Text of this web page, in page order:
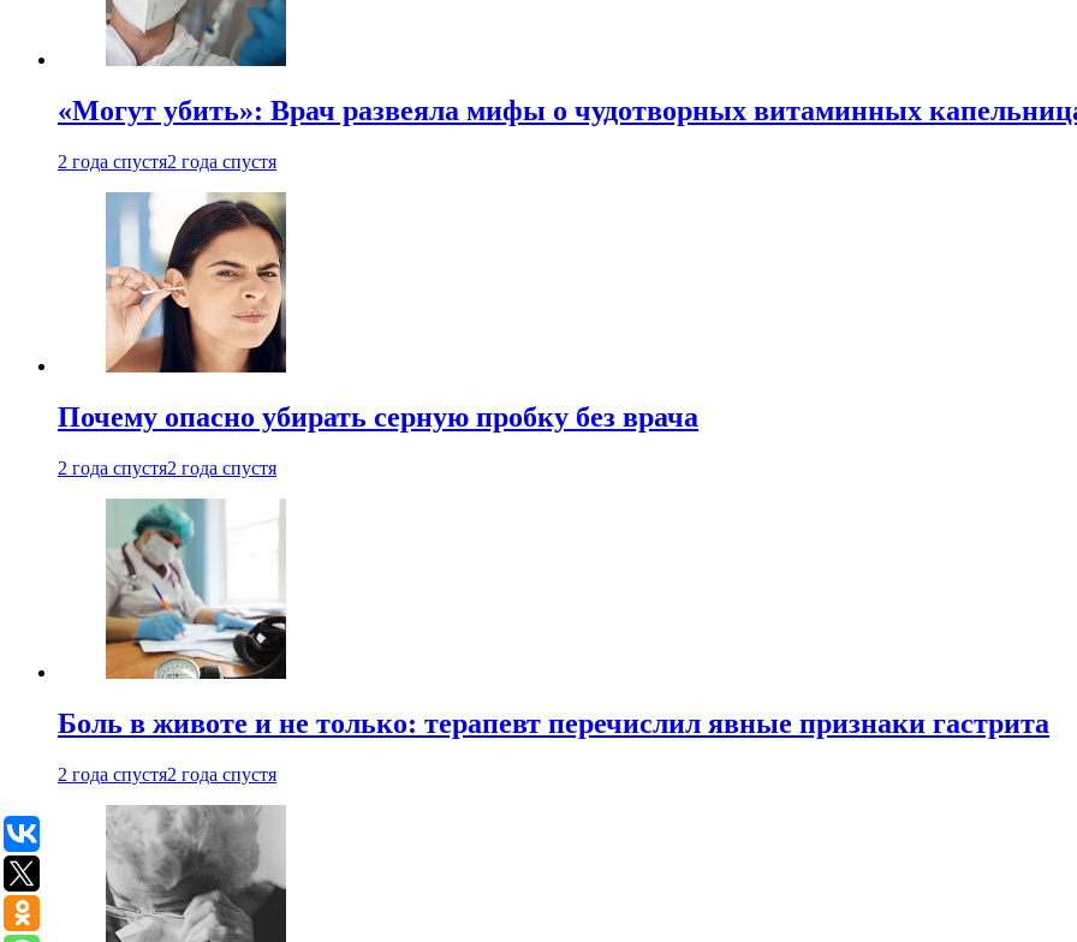
«Могут убить»: Врач развеяла мифы о чудотворных витаминных
2 года спустя2 года спустя
Почему опасно убирать серную пробку без врача
2 года спустя2 года спустя
Боль в животе и не только: терапевт перечислил явные признаки гастрита
2 года спустя2 года спустя